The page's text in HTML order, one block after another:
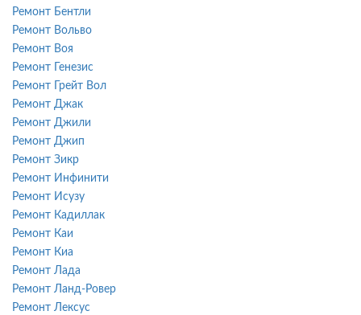
Ремонт Бентли
Ремонт Вольво
Ремонт Воя
Ремонт Генезис
Ремонт Грейт Вол
Ремонт Джак
Ремонт Джили
Ремонт Джип
Ремонт Зикр
Ремонт Инфинити
Ремонт Исузу
Ремонт Кадиллак
Ремонт Каи
Ремонт Киа
Ремонт Лада
Ремонт Ланд-Ровер
Ремонт Лексус